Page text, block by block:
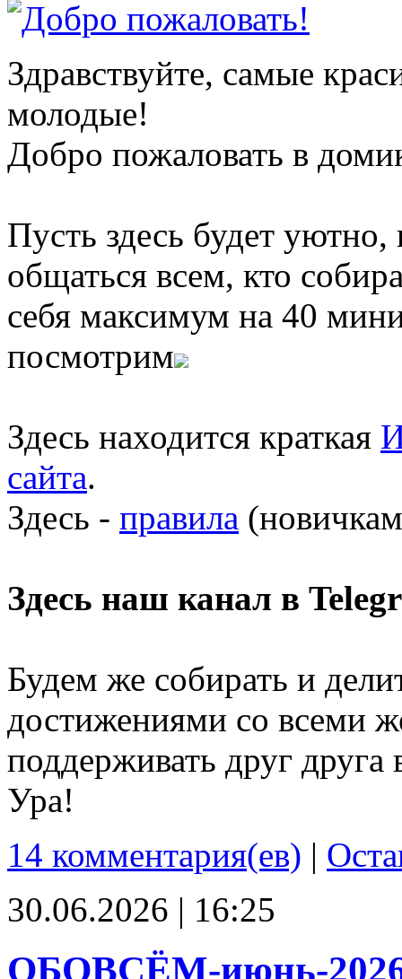
Здравствуйте, самые
молодые!
Добро пожаловать в
Пусть здесь будет
общаться всем, кто
себя максимум на 40
посмотрим
Здесь находится краткая
сайта.
Здесь - правила
Здесь наш канал в
Будем же собирать и
достижениями со всеми
поддерживать друг
Ура!
14 комментария(ев) |
30.06.2026 | 16:25
ОБОВСЁМ-июнь-